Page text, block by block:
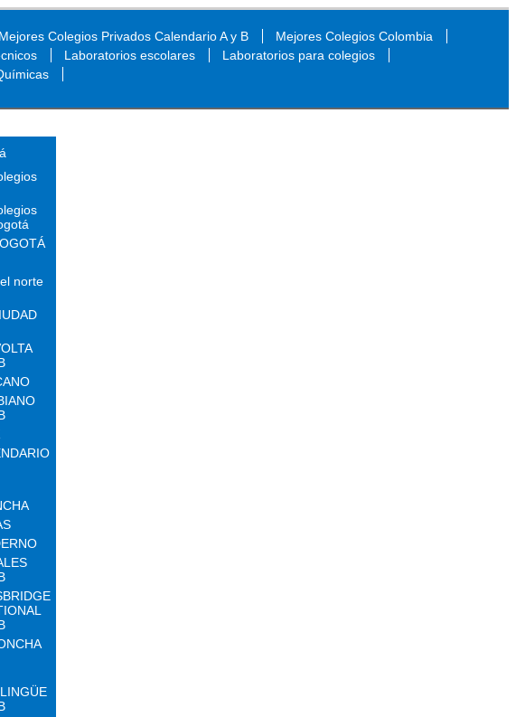
Colegios Privados Calendario A y B
Mejores Colegios Colombia
Laboratorios escolares
Laboratorios para colegios
norte